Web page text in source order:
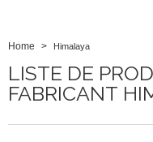
Home > Himalaya
LISTE DE
FABRICANT